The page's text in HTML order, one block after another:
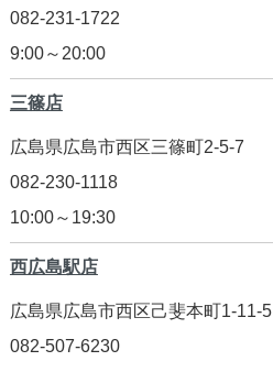
082-231-1722
9:00～20:00
三篠店
広島県広島市西区三篠町2-5-7
082-230-1118
10:00～19:30
西広島駅店
広島県広島市西区己斐本町1-11-5
082-507-6230